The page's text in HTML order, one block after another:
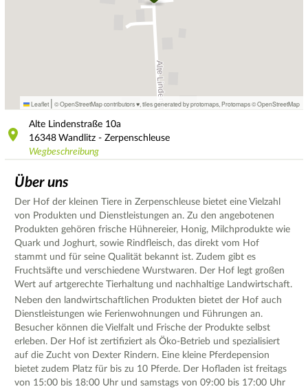
Leaflet | © OpenStreetMap contributors ♥, tiles generated by protomaps Protomaps©OpenStreetMap
Alte Lindenstraße 10a
16348 Wandlitz - Zerpenschleuse
Wegbeschreibung
Über uns
Der Hof der kleinen Tiere in Zerpenschleuse bietet eine Vielzahl
von Produkten und Dienstleistungen an. Zu den angebotenen
Produkten gehören frische Hühnereier, Honig, Milchprodukte wie
Quark und Joghurt, sowie Rindfleisch, das direkt vom Hof
stammt und für seine Qualität bekannt ist. Zudem gibt es
Fruchtsäfte und verschiedene Wurstwaren. Der Hof legt großen
Wert auf artgerechte Tierhaltung und nachhaltige Landwirtschaft.
Neben den landwirtschaftlichen Produkten bietet der Hof auch
Dienstleistungen wie Ferienwohnungen und Führungen an.
Besucher können die Vielfalt und Frische der Produkte selbst
erleben. Der Hof ist zertifiziert als Öko-Betrieb und spezialisiert
auf die Zucht von Dexter Rindern. Eine kleine Pferdepension
bietet zudem Platz für bis zu 10 Pferde. Der Hofladen ist freitags
von 15:00 bis 18:00 Uhr und samstags von 09:00 bis 17:00 Uhr